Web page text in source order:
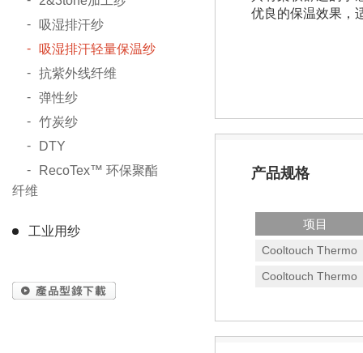
吸湿排汗纱
吸湿排汗轻量保温纱
抗紫外线纤维
弹性纱
竹炭纱
DTY
RecoTex™ 环保聚酯
纤维
工业用纱
优良的保温效果，
产品规格
项目
Cooltouch Thermo
Cooltouch Thermo